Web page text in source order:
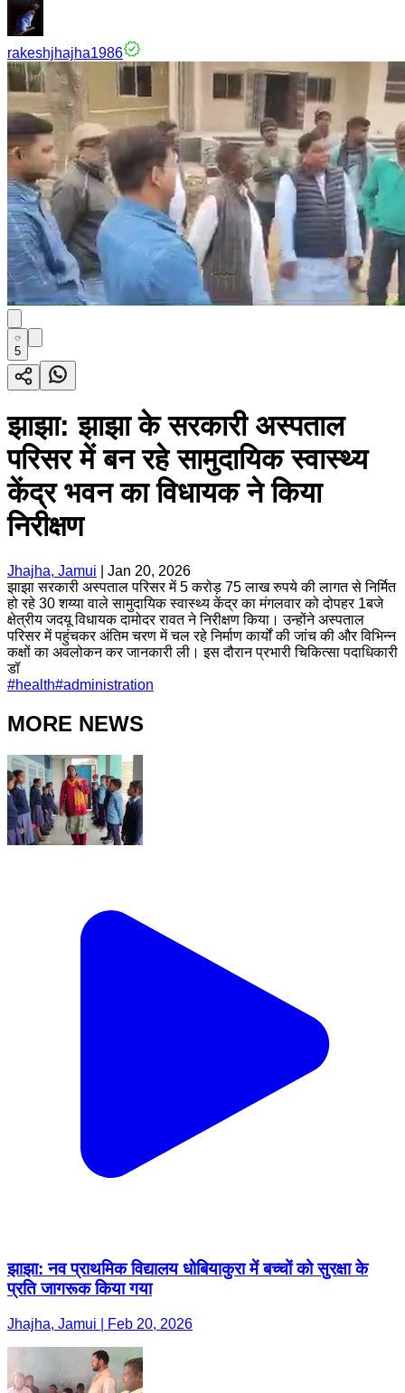
rakeshjhajha1986
5
झाझा: झाझा के सरकारी अस्पताल
परिसर में बन रहे सामुदायिक स्वास्थ्य
केंद्र भवन का विधायक ने किया
निरीक्षण
Jhajha, Jamui
Jan 20, 2026
झाझा सरकारी अस्पताल परिसर में 5 करोड़ 75 लाख रुपये की लागत से निर्मित
हो रहे 30 शय्या वाले सामुदायिक स्वास्थ्य केंद्र का मंगलवार को दोपहर 1बजे
क्षेत्रीय जदयू विधायक दामोदर रावत ने निरीक्षण किया। उन्होंने अस्पताल
परिसर में पहुंचकर अंतिम चरण में चल रहे निर्माण कार्यों की जांच की और विभिन्न
कक्षों का अवलोकन कर जानकारी ली। इस दौरान प्रभारी चिकित्सा पदाधिकारी
डॉ
#health#administration
MORE NEWS
झाझा: नव प्राथमिक विद्यालय धोबियाकुरा में बच्चों को सुरक्षा के
प्रति जागरूक किया गया
Jhajha, Jamui | Feb 20, 2026